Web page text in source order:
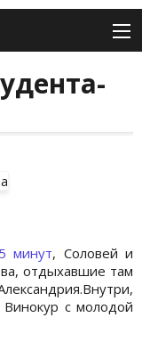
минут, Соловей и
отдыхавшие там
с молодой